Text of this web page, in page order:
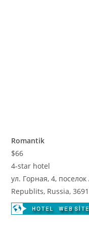
Romantik
$66
4-star hotel
ул. Горная, 4,
Republits, Russia,